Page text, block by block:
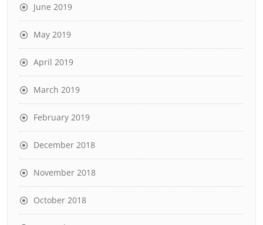
June 2019
May 2019
April 2019
March 2019
February 2019
December 2018
November 2018
October 2018